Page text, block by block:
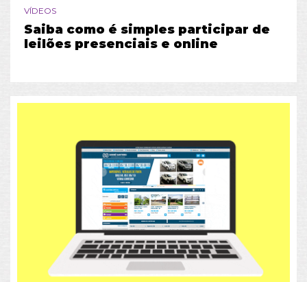
VÍDEOS
Saiba como é simples participar de
leilões presenciais e online